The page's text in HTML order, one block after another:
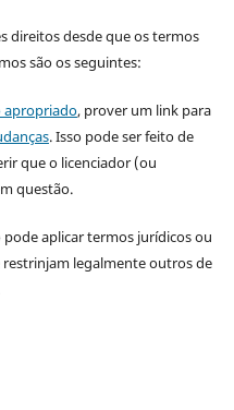
direitos desde que os termos
são os seguintes:
apropriado, prover um link para
. Isso pode ser feito de
que o licenciador (ou
questão.
pode aplicar termos jurídicos ou
legalmente outros de